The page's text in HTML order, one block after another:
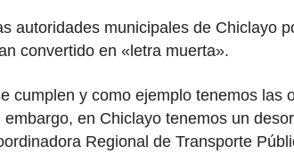
autoridades municipales de Chiclayo
convertido en «letra muerta».
y como ejemplo tenemos las
en Chiclayo tenemos un
Regional de Transporte